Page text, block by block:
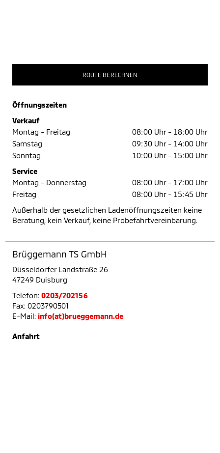
ROUTE BERECHNEN
Öffnungszeiten
Verkauf
Montag - Freitag
08:00 Uhr - 18:00 Uhr
Samstag
09:30 Uhr - 14:00 Uhr
Sonntag
10:00 Uhr - 15:00 Uhr
Service
Montag - Donnerstag
08:00 Uhr - 17:00 Uhr
Freitag
08:00 Uhr - 15:45 Uhr
Außerhalb der gesetzlichen Ladenöffnungszeiten keine
Beratung, kein Verkauf, keine Probefahrtvereinbarung.
Brüggemann TS GmbH
Düsseldorfer Landstraße 26
47249 Duisburg
Telefon: 0203/702156
Fax: 0203790501
E-Mail: info(at)brueggemann.de
Anfahrt